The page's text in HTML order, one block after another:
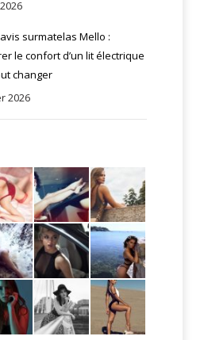
surmatelas Mello :
le confort d’un lit électrique
changer
2026